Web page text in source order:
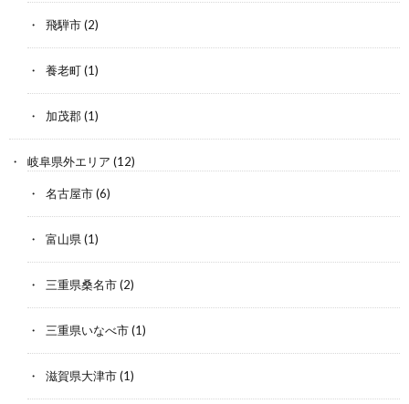
飛騨市(2)
養老町(1)
加茂郡(1)
岐阜県外エリア (12)
名古屋市(6)
富山県(1)
三重県桑名市(2)
三重県いなべ市(1)
滋賀県大津市(1)